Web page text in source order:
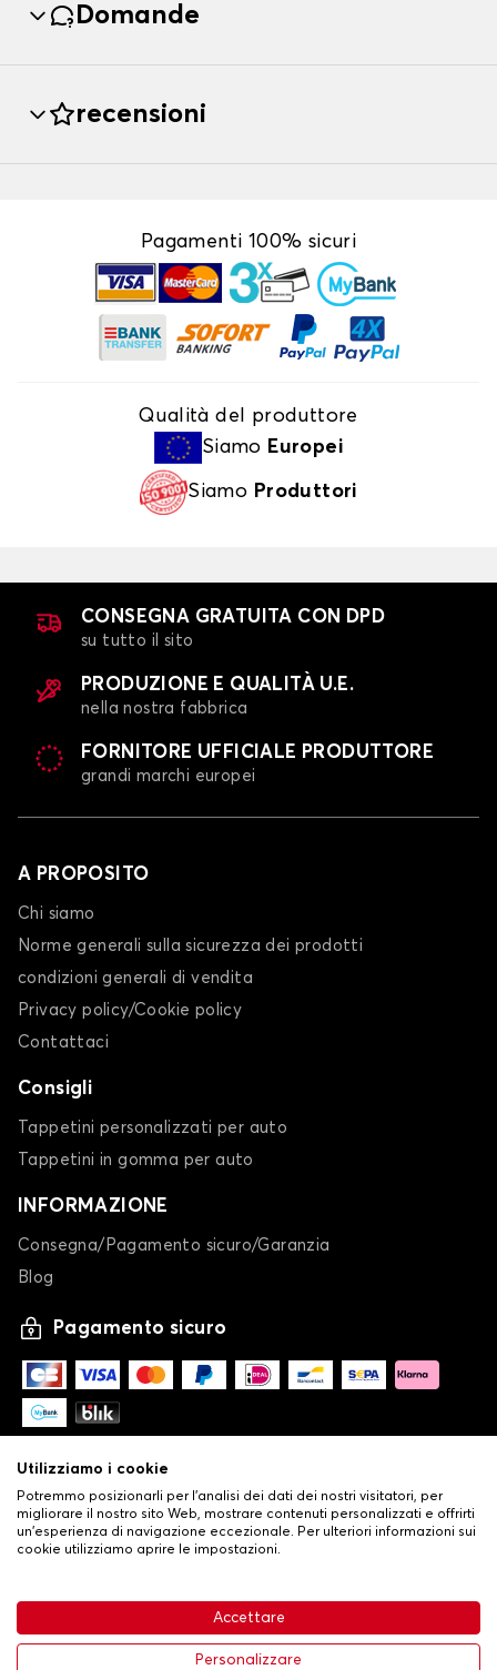
63,99 € Aggiungi al carrello
Domande
recensioni
Pagamenti 100% sicuri
Qualità del produttore
Siamo Europei
Siamo Produttori
CONSEGNA GRATUITA CON DPD
su tutto il sito
PRODUZIONE E QUALITÀ U.E.
nella nostra fabbrica
FORNITORE UFFICIALE PRODUTTORE
grandi marchi europei
A PROPOSITO
Chi siamo
Norme generali sulla sicurezza dei prodotti
condizioni generali di vendita
Privacy policy/Cookie policy
Contattaci
Consigli
Tappetini personalizzati per auto
Tappetini in gomma per auto
INFORMAZIONE
Consegna/Pagamento sicuro/Garanzia
Blog
Pagamento sicuro
Condizioni generali di vendita•
Politica sulla privacy e sui cookie•Livraison
Utilizziamo i cookie
Potremmo posizionarli per l'analisi dei dati dei nostri visitatori, per
migliorare il nostro sito Web, mostrare contenuti personalizzati e offrirti
un'esperienza di navigazione eccezionale. Per ulteriori informazioni sui
cookie utilizziamo aprire le impostazioni.
Accettare
Personalizzare